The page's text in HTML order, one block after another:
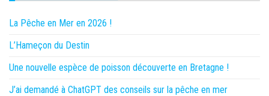
La Pêche en Mer en 2026 !
L’Hameçon du Destin
Une nouvelle espèce de poisson découverte en Bretagne !
J’ai demandé à ChatGPT des conseils sur la pêche en mer